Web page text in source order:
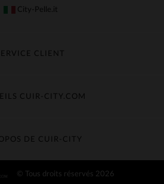
City-Pelle.it
CLIENT
& Remboursement
le service client
CUIR-CITY.COM
des matières
DE CUIR-CITY
© Tous droits réservés 2026